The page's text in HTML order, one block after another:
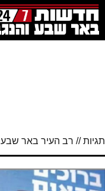
תגיות // רב העיר באר שבע